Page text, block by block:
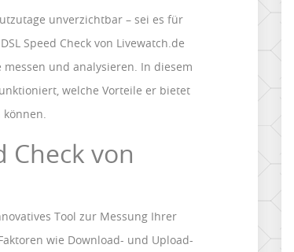
unverzichtbar – sei es für
Speed Check von Livewatch.de
und analysieren. In diesem
welche Vorteile er bietet
Check von
Tool zur Messung Ihrer
wie Download- und Upload-